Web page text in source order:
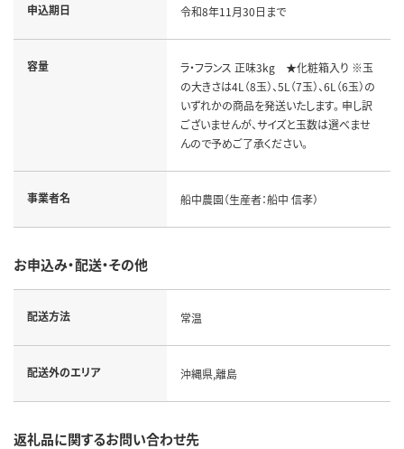
申込期日 令和8年11月30日まで
容量
ラ・フランス 正味3kg ★化粧箱入り ※玉
の大きさは4L（8玉）、5L（7玉）、6L（6玉）の
いずれかの商品を発送いたします。 申し訳
ございませんが、サイズと玉数は選べませ
んので予めご了承ください。
事業者名 船中農園（生産者：船中 信孝）
お申込み・配送・その他
配送方法 常温
配送外のエリア 沖縄県,離島
返礼品に関するお問い合わせ先